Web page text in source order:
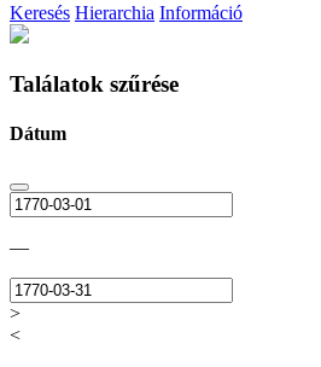
Keresés Hierarchia Információ
Találatok szűrése
Dátum
—
>
<